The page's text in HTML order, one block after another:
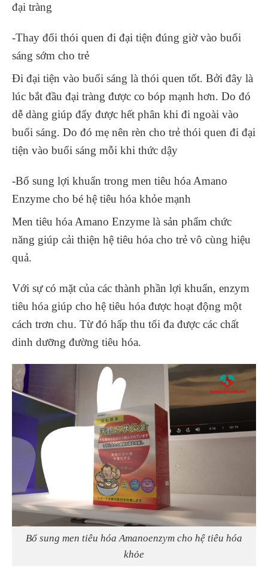
đại tràng
-Thay đổi thói quen đi đại tiện đúng giờ vào buổi
sáng sớm cho trẻ
Đi đại tiện vào buổi sáng là thói quen tốt. Bởi đây là
lúc bắt đầu đại tràng được co bóp mạnh hơn. Do đó
dễ dàng giúp đẩy được hết phân khi đi ngoài vào
buổi sáng. Do đó mẹ nên rèn cho trẻ thói quen đi đại
tiện vào buổi sáng mỗi khi thức dậy
-Bổ sung lợi khuẩn trong men tiêu hóa Amano
Enzyme cho bé hệ tiêu hóa khỏe mạnh
Men tiêu hóa Amano Enzyme là sản phẩm chức
năng giúp cải thiện hệ tiêu hóa cho trẻ vô cùng hiệu
quả.
Với sự có mặt của các thành phần lợi khuẩn, enzym
tiêu hóa giúp cho hệ tiêu hóa được hoạt động một
cách trơn chu. Từ đó hấp thu tối đa được các chất
dinh dưỡng đường tiêu hóa.
Bổ sung men tiêu hóa Amanoenzym cho hệ tiêu hóa
khỏe